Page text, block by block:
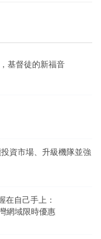
基督徒的新福音
資市場、升級機隊並強
在自己手上：
網域限時優惠